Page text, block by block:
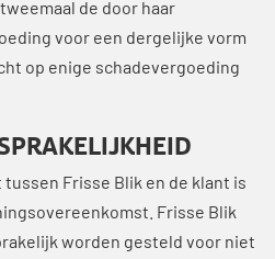
de door haar
voor een dergelijke vorm
op enige schadevergoeding
tussen Frisse Blik en de klant is
Frisse Blik
worden gesteld voor niet